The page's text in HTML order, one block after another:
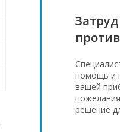
помощь и
вашей
решение